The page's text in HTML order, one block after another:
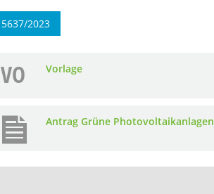
5637/2023
VO Vorlage
Antrag Grüne Photovoltaikanlagen